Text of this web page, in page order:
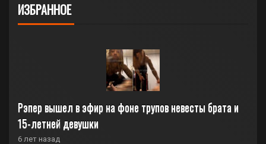
ИЗБРАННОЕ
Рэпер вышел в эфир на фоне трупов невесты брата и
15-летней девушки
6 лет назад